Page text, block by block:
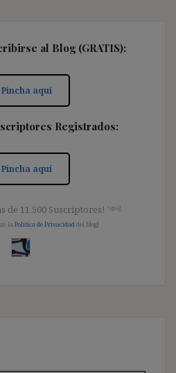
al Blog (GRATIS):
Pincha aquí
Registrados:
Pincha aquí
de 11.500 Suscriptores! ༺
la Política de Privacidad del blog]